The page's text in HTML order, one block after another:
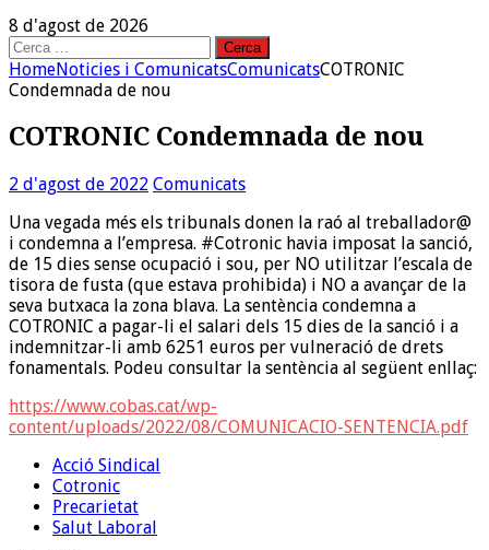
8 d'agost de 2026
Cerca:
HomeNoticies i ComunicatsComunicatsCOTRONIC
Condemnada de nou
COTRONIC Condemnada de nou
2 d'agost de 2022 Comunicats
Una vegada més els tribunals donen la raó al treballador@
i condemna a l’empresa. #Cotronic havia imposat la sanció,
de 15 dies sense ocupació i sou, per NO utilitzar l’escala de
tisora de fusta (que estava prohibida) i NO a avançar de la
seva butxaca la zona blava. La sentència condemna a
COTRONIC a pagar-li el salari dels 15 dies de la sanció i a
indemnitzar-li amb 6251 euros per vulneració de drets
fonamentals. Podeu consultar la sentència al següent enllaç:
https://www.cobas.cat/wp-
content/uploads/2022/08/COMUNICACIO-SENTENCIA.pdf
Acció Sindical
Cotronic
Precarietat
Salut Laboral